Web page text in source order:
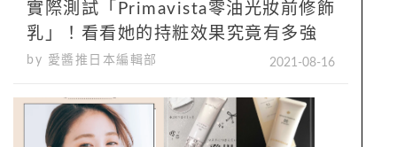
實際測試「Primavista零油光妝前修飾
乳」！看看她的持粧效果究竟有多強
by 愛醬推日本編輯部 2021-08-16